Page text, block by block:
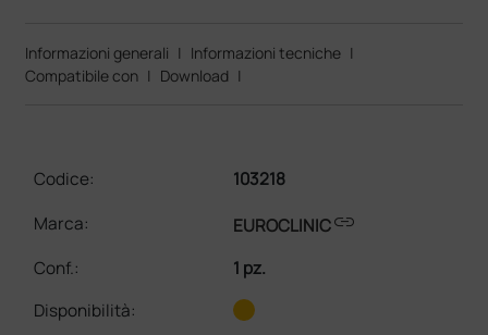
Informazioni generali | Informazioni tecniche |
Compatibile con | Download |
Codice:
103218
Marca:
EUROCLINIClink
Conf.:
1 pz.
Disponibilità: